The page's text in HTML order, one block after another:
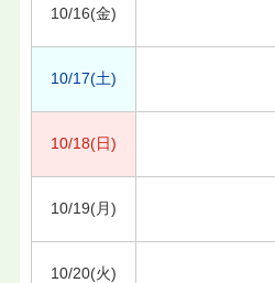
10/16(金)
10/17(土)
10/18(日)
10/19(月)
10/20(火)